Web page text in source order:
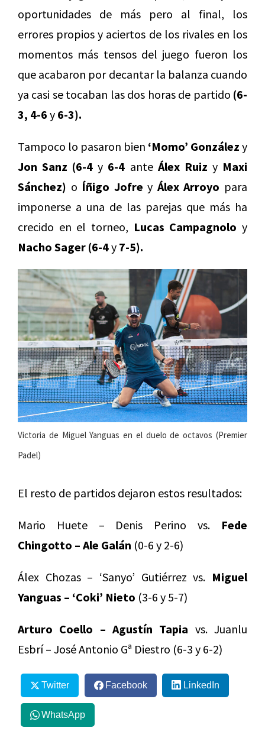
oportunidades de más pero al final, los
errores propios y aciertos de los rivales en los
momentos más tensos del juego fueron los
que acabaron por decantar la balanza cuando
ya casi se tocaban las dos horas de partido (6-
3, 4-6 y 6-3).
Tampoco lo pasaron bien ‘Momo’ González y
Jon Sanz (6-4 y 6-4 ante Álex Ruiz y Maxi
Sánchez) o Íñigo Jofre y Álex Arroyo para
imponerse a una de las parejas que más ha
crecido en el torneo, Lucas Campagnolo y
Nacho Sager (6-4y 7-5).
Victoria de Miguel Yanguas en el duelo de octavos (Premier
Padel)
El resto de partidos dejaron estos resultados:
Mario Huete – Denis Perino vs. Fede
Chingotto – Ale Galán (0-6 y 2-6)
Álex Chozas – ‘Sanyo’ Gutiérrez vs. Miguel
Yanguas – ‘Coki’ Nieto (3-6 y 5-7)
Arturo Coello – Agustín Tapia vs. Juanlu
Esbrí – José Antonio Gª Diestro (6-3 y 6-2)
Twitter Facebook LinkedIn
WhatsApp